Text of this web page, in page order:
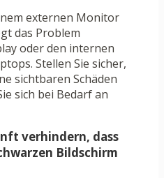
externen Monitor
das Problem
oder den internen
Stellen Sie sicher,
sichtbaren Schäden
sich bei Bedarf an
verhindern, dass
Bildschirm